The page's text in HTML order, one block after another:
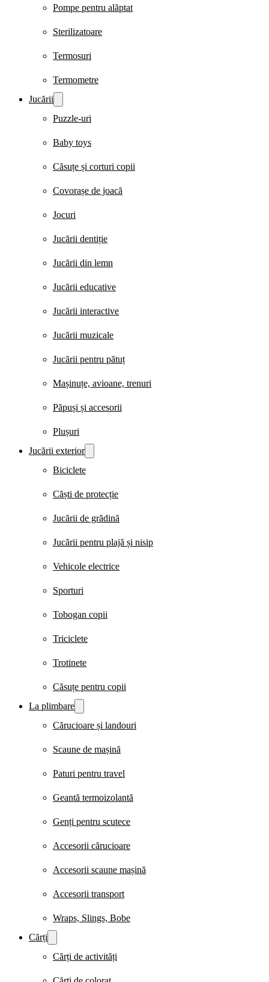
Pompe pentru alăptat
Sterilizatoare
Termosuri
Termometre
Jucării
Puzzle-uri
Baby toys
Căsuțe și corturi copii
Covorașe de joacă
Jocuri
Jucării dentiție
Jucării din lemn
Jucării educative
Jucării interactive
Jucării muzicale
Jucării pentru pătuț
Mașinuțe, avioane, trenuri
Păpuși și accesorii
Plușuri
Jucării exterior
Biciclete
Căști de protecție
Jucării de grădină
Jucării pentru plajă și nisip
Vehicole electrice
Sporturi
Tobogan copii
Triciclete
Trotinete
Căsuțe pentru copii
La plimbare
Cărucioare și landouri
Scaune de mașină
Paturi pentru travel
Geantă termoizolantă
Genți pentru scutece
Accesorii cărucioare
Accesorii scaune mașină
Accesorii transport
Wraps, Slings, Bobe
Cărți
Cărți de activități